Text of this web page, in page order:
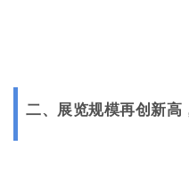
二、展览规模再创新高